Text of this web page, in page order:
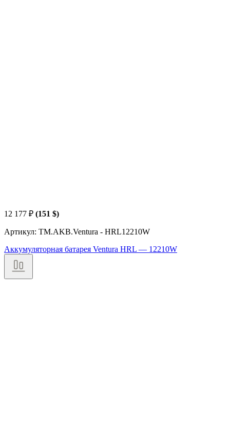
12 177 ₽ (151 $)
Артикул: TM.AKB.Ventura - HRL12210W
Аккумуляторная батарея Ventura HRL — 12210W